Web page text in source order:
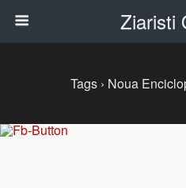
Ziaristi
Tags › Noua